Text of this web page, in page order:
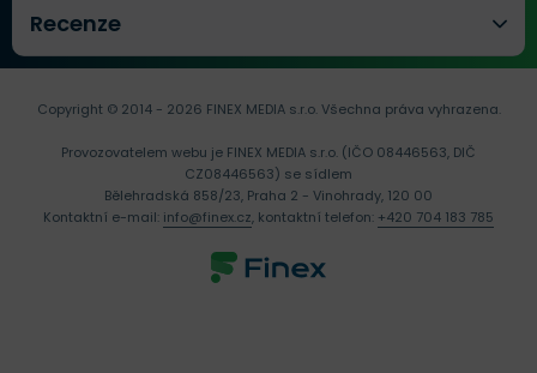
Recenze
Copyright © 2014 - 2026 FINEX MEDIA s.r.o.Všechna práva vyhrazena.
Provozovatelem webu je FINEX MEDIA s.r.o. (IČO 08446563, DIČ
CZ08446563) se sídlem
Bělehradská 858/23, Praha 2 - Vinohrady, 120 00
Kontaktní e-mail: info@finex.cz, kontaktní telefon: +420 704 183 785